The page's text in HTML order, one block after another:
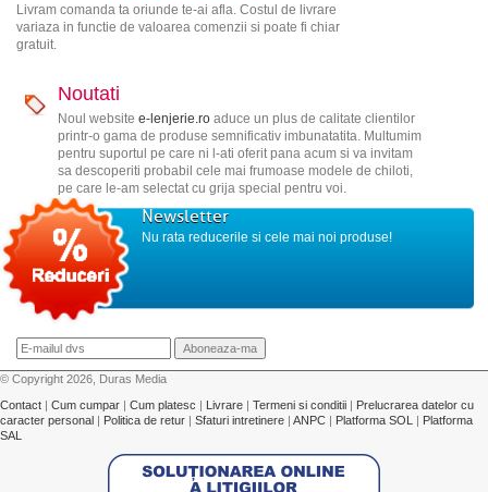
Livram comanda ta oriunde te-ai afla. Costul de livrare
variaza in functie de valoarea comenzii si poate fi chiar
gratuit.
Noutati
Noul website e-lenjerie.roaduce un plus de calitate clientilor
printr-o gama de produse semnificativ imbunatatita. Multumim
pentru suportul pe care ni l-ati oferit pana acum si va invitam
sa descoperiti probabil cele mai frumoase modele de chiloti,
pe care le-am selectat cu grija special pentru voi.
Newsletter
Nu rata reducerile si cele mai noi produse!
© Copyright 2026, Duras Media
Contact | Cum cumpar | Cum platesc | Livrare | Termeni si conditii | Prelucrarea datelor cu
caracter personal | Politica de retur | Sfaturi intretinere | ANPC | Platforma SOL | Platforma
SAL